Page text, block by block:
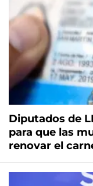
Diputados de
para que las
renovar el